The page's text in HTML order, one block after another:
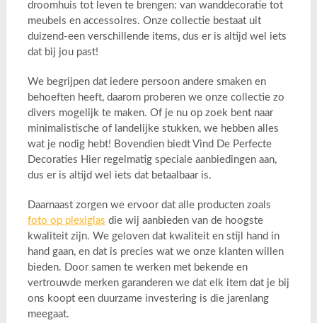
droomhuis tot leven te brengen: van wanddecoratie tot
meubels en accessoires. Onze collectie bestaat uit
duizend-een verschillende items, dus er is altijd wel iets
dat bij jou past!
We begrijpen dat iedere persoon andere smaken en
behoeften heeft, daarom proberen we onze collectie zo
divers mogelijk te maken. Of je nu op zoek bent naar
minimalistische of landelijke stukken, we hebben alles
wat je nodig hebt! Bovendien biedt Vind De Perfecte
Decoraties Hier regelmatig speciale aanbiedingen aan,
dus er is altijd wel iets dat betaalbaar is.
Daarnaast zorgen we ervoor dat alle producten zoals
foto op plexiglas die wij aanbieden van de hoogste
kwaliteit zijn. We geloven dat kwaliteit en stijl hand in
hand gaan, en dat is precies wat we onze klanten willen
bieden. Door samen te werken met bekende en
vertrouwde merken garanderen we dat elk item dat je bij
ons koopt een duurzame investering is die jarenlang
meegaat.